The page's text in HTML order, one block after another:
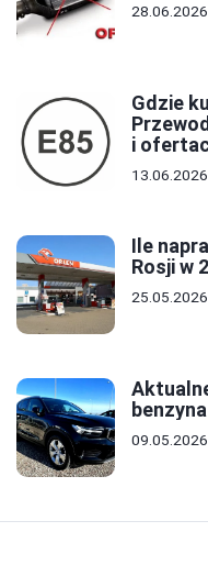
28.06.2026
Gdzie
i
13.06.2026
Ile
Rosji w
25.05.2026
09.05.2026